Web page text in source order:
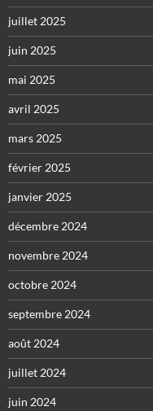
juillet 2025
juin 2025
mai 2025
avril 2025
mars 2025
février 2025
janvier 2025
décembre 2024
novembre 2024
octobre 2024
septembre 2024
août 2024
juillet 2024
juin 2024